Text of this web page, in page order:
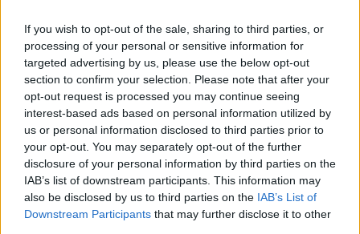
If you wish to opt-out of the sale, sharing to third parties, or
processing of your personal or sensitive information for
targeted advertising by us, please use the below opt-out
section to confirm your selection. Please note that after your
opt-out request is processed you may continue seeing
interest-based ads based on personal information utilized by
us or personal information disclosed to third parties prior to
your opt-out. You may separately opt-out of the further
disclosure of your personal information by third parties on the
IAB’s list of downstream participants. This information may
also be disclosed by us to third parties on the IAB’s List of
Downstream Participants that may further disclose it to other
Diawara, al Bonorva il difensore Balbo
1 Ago 2026
Colpo del Tortolì: arriva il centrocampista
figlio d'arte Bruno Conti
1 Ago 2026
L'Ossese in D con lo zoccolo duro: Di Pietro,
Fancellu, Gueli, Nurra, Mainardi e Tapparello
30 Lug 2026